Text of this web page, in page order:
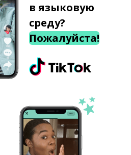
в языковую
среду?
Пожалуйста!